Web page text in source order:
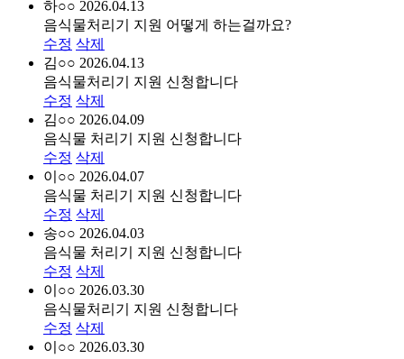
하○○ 2026.04.13
음식물처리기 지원 어떻게 하는걸까요?
수정 삭제
김○○ 2026.04.13
음식물처리기 지원 신청합니다
수정 삭제
김○○ 2026.04.09
음식물 처리기 지원 신청합니다
수정 삭제
이○○ 2026.04.07
음식물 처리기 지원 신청합니다
수정 삭제
송○○ 2026.04.03
음식물 처리기 지원 신청합니다
수정 삭제
이○○ 2026.03.30
음식물처리기 지원 신청합니다
수정 삭제
이○○ 2026.03.30